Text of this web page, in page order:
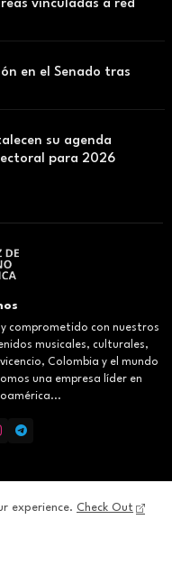
vinculadas a red
en el Senado tras
su agenda
para 2026
comprometido con nuestros
musicales, culturales,
Colombia y el mundo
una empresa líder en
Privacy Policy
experience. Check Out